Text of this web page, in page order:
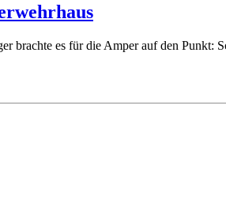
brachte es für die Amper auf den Punkt: